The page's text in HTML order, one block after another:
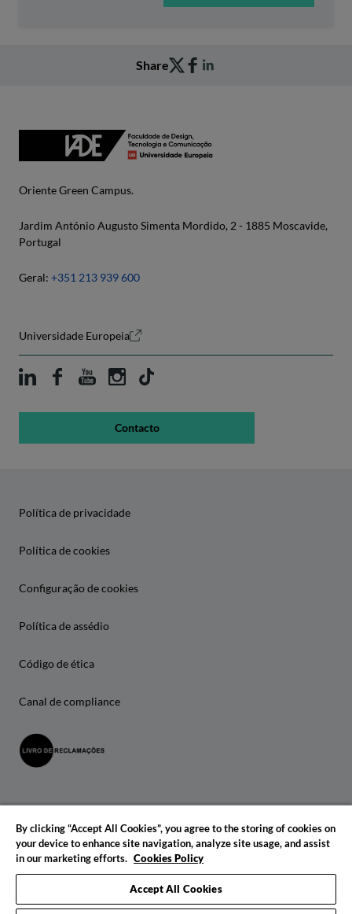
Share
Oriente Green Campus.
Jardim António Augusto Simenta Mordido, 2 - 1885 Moscavide,
Portugal
Geral: +351 213 939 600
Universidade Europeia
Contacto
Política de privacidade
Política de cookies
Configuração de cookies
Política de assédio
Código de ética
Canal de compliance
© 2026 IADE. Todos os direitos reservados.
By clicking “Accept All Cookies”, you agree to the storing of cookies on
your device to enhance site navigation, analyze site usage, and assist
in our marketing efforts. Cookies Policy
Accept All Cookies